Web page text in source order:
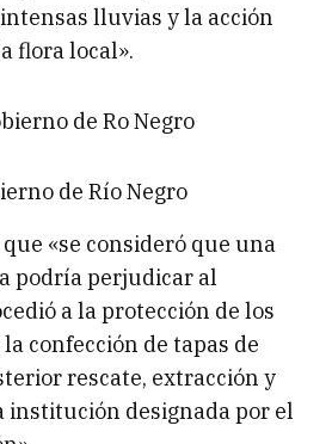
lluvias y la acción
flora local».
de Río Negro
que «se consideró que una
podría perjudicar al
a la protección de los
confección de tapas de
rescate, extracción y
institución designada por el